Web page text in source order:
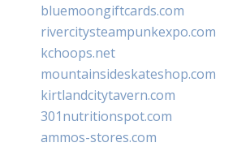
bluemoongiftcards.com
rivercitysteampunkexpo.com
kchoops.net
mountainsideskateshop.com
kirtlandcitytavern.com
301nutritionspot.com
ammos-stores.com